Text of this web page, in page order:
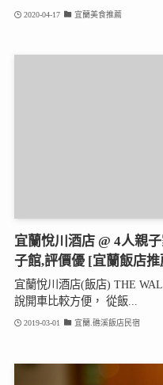
2020-04-17 宜蘭美食推薦
宜蘭悅川酒店 @ 4人親
子館,評價優 [宜蘭飯店推
宜蘭悅川酒店(飯店) THE
說開車比較方便， 從飯...
2019-03-01 宜蘭.礁溪飯店民宿